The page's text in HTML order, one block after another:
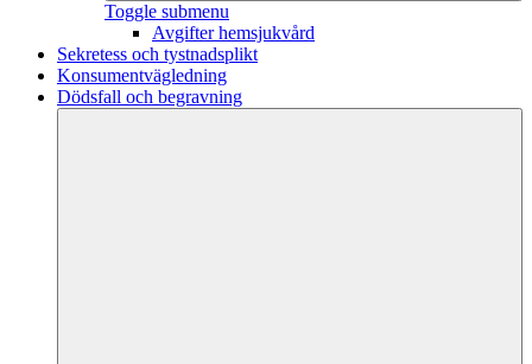
Toggle submenu
Avgifter hemsjukvård
Sekretess och tystnadsplikt
Konsumentvägledning
Dödsfall och begravning